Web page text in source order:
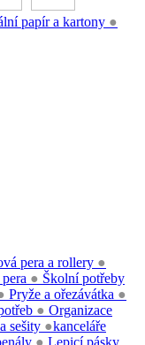
papír a kartony ●
pera a rollery ●
●
Pryže a ořezávátka ●
●
Školní potřeby
sešity ●
●
Organizace
kanceláře
Lepicí pásky